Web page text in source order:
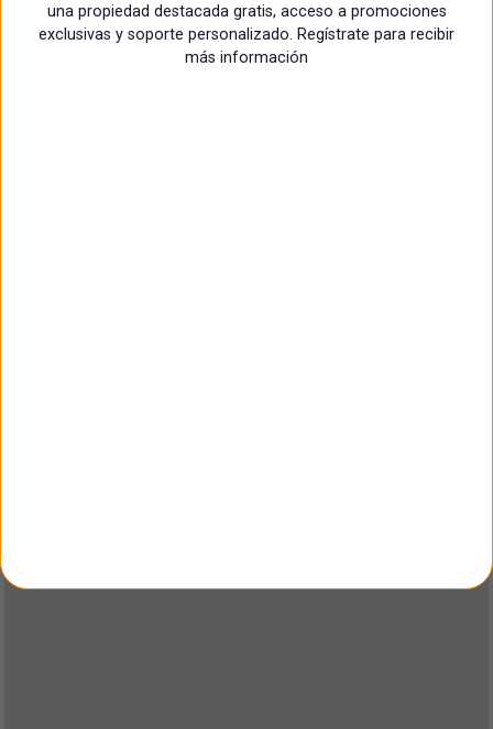
una propiedad destacada gratis, acceso a promociones
exclusivas y soporte personalizado. Regístrate para recibir
más información